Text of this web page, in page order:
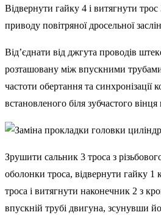
Відвернути гайку 4 і витягнути трос
приводу повітряної дросельної
Від’єднати від джгута проводів
розташовану між впускними
частоти обертання та синхронізації
встановленого біля зубчастого
Зрушити сальник 3 троса з
оболонки троса, відвернути гайку 1
троса і витягнути наконечник 2 з
впускній трубі двигуна, зсунувши